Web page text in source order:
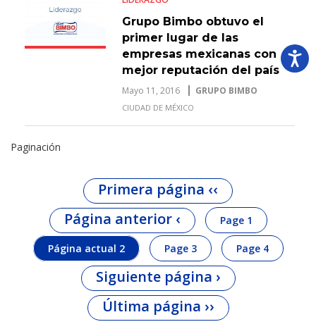
Grupo Bimbo obtuvo el
primer lugar de las
empresas mexicanas con
mejor reputación del país
Mayo 11, 2016 GRUPO BIMBO
CIUDAD DE MÉXICO
Paginación
Primera página ‹‹
Página anterior ‹ Page 1
Página actual 2 Page 3 Page 4
Siguiente página ›
Última página ››